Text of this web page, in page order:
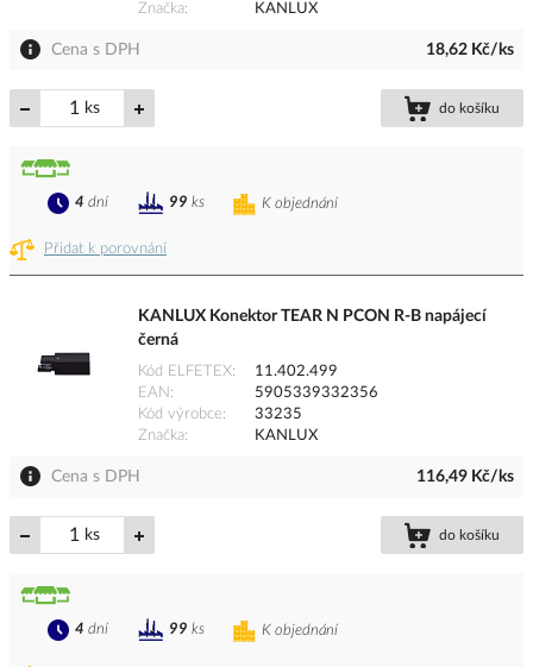
Značka
KANLUX
Cena s DPH 18,62 Kč/ks
ks do košíku
Přidat k porovnání
K objednání
4 dní 99 ks
KANLUX Konektor TEAR N PCON R-B napájecí
černá
Kód ELFETEX
11.402.499
EAN
5905339332356
Kód výrobce
33235
Značka
KANLUX
Cena s DPH 116,49 Kč/ks
ks do košíku
K objednání
4 dní 99 ks